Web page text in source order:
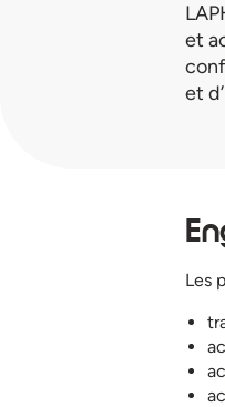
et
et
Les